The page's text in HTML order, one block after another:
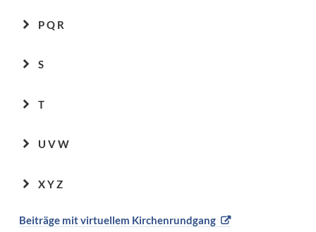
P Q R
S
T
U V W
X Y Z
Beiträge mit virtuellem Kirchenrundgang